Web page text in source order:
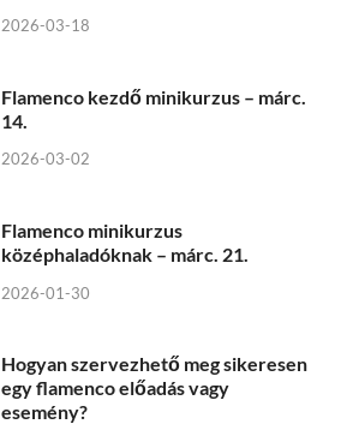
2026-03-18
Flamenco kezdő minikurzus – márc.
14.
2026-03-02
Flamenco minikurzus
középhaladóknak – márc. 21.
2026-01-30
Hogyan szervezhető meg sikeresen
egy flamenco előadás vagy
esemény?